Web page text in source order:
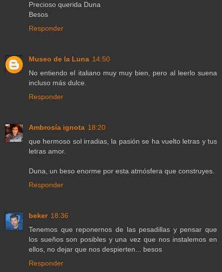
Precioso querida Duna
Besos
Responder
Museo de la Luna 14:50
No entiendo el italiano muy muy bien, pero al leerlo suena
incluso más dulce.
Responder
Ambrosía ignota 18:20
que hermoso sol irradias, la pasión se ha vuelto letras y tus
letras amor.
Duna, un beso enorme por esta atmósfera que construyes.
Responder
beker 18:36
Tenemos que reponernos de las pesadillas y pensar que
los sueños son posibles y una vez que nos instalemos en
ellos, no dejar que nos despierten... besos
Responder